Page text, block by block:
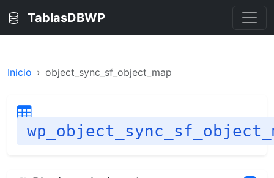
TablasDBWP
Inicio object_sync_sf_object_map